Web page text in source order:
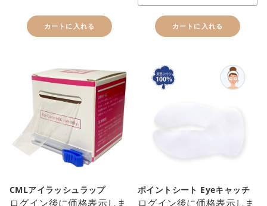
カートに入れる カートに入れる
CMLアイラッシュラップ
ログイン後に価格表示しま
ポイントシート Eyeキャッチ
ログイン後に価格表示しま